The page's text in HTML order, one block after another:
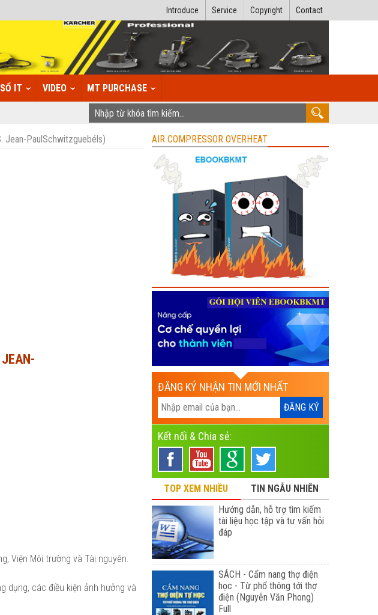
Contact
Copyright
Service
Introduce
IT VIDEO MT PURCHASE
Jean-PaulSchwitzguebéls)
Viện Môi trường và Tài nguyên.
dụng, các điều kiện ảnh hưởng và
AIR COMPRESSOR OVERHEAT
ĐĂNG KÝ NHẬN TIN MỚI NHẤT
Kết nối & Chia sẻ:
TOP XEM NHIỀU
TIN NGẪU NHIÊN
Hướng dẫn, hỗ trợ tìm kiếm
tài liệu học tập và tư vấn hỏi
đáp
SÁCH - Cẩm nang thợ điện
học - Từ phổ thông tới thợ
điện (Nguyễn Văn Phong)
Full